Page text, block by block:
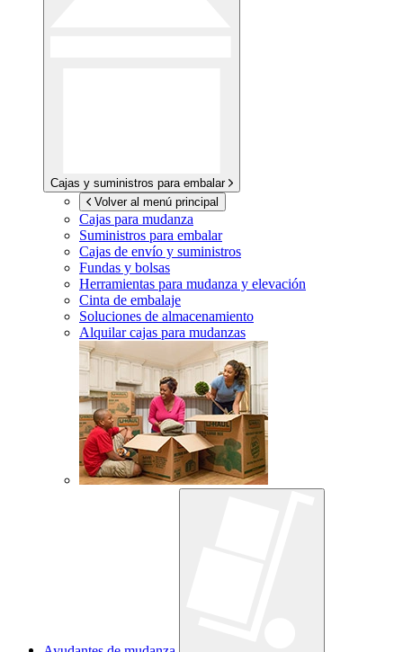
Cajas y suministros para embalar
Volver al menú principal
Cajas para mudanza
Suministros para embalar
Cajas de envío y suministros
Fundas y bolsas
Herramientas para mudanza y elevación
Cinta de embalaje
Soluciones de almacenamiento
Alquilar cajas para mudanzas